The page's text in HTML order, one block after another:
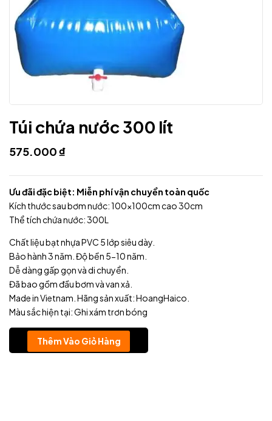
Túi chứa nước 300 lít
575.000₫
Ưu đãi đặc biệt: Miễn phí vận chuyển toàn quốc
Kích thước sau bơm nước: 100x100cm cao 30cm
Thể tích chứa nước: 300L
Chất liệu bạt nhựa PVC 5 lớp siêu dày.
Bảo hành 3 năm. Độ bền 5-10 năm.
Dễ dàng gấp gọn và di chuyển.
Đã bao gồm đầu bơm và van xả.
Made in Vietnam. Hãng sản xuất: HoangHaico.
Màu sắc hiện tại: Ghi xám trơn bóng
Thêm Vào Giỏ Hàng